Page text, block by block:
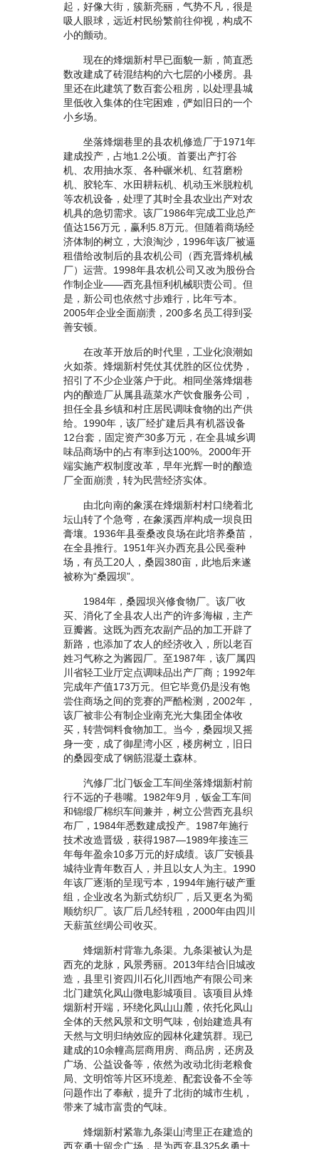
起，好像大街，簇新亮丽，气势不凡，很是
吸人眼球，远近村民纷繁前往仰视，构成不
小的颤动。
现在的烽烟新村早已面貌一新，简直悉
数改建成了砖混结构的六七层的小楼房。县
里还在此建筑了数百套公租房，以处理县城
里低收入集体的住宅困难，俨如旧日的一个
小乡场。
坐落烽烟巷里的县农机修造厂于1971年
建成投产，占地1.2公顷。首要出产打谷
机、农用抽水泵、各种碾米机、红苕磨粉
机、胶轮车、水田耕耘机、机动玉米脱粒机
等农机设备，处理了其时全县农业出产对农
机具的急切需求。该厂1986年完成工业总产
值达156万元，赢利5.8万元。但随着商场经
济体制的树立，大浪淘沙，1996年该厂被逼
租借给改制后的县农机公司（西充晋烽机械
厂）运营。1998年县农机公司又改为股份合
作制企业——西充县恒利机械职责公司。但
是，新公司也依然寸步难行，比年亏本。
2005年企业全面崩溃，200多名员工得到妥
善安顿。
在改革开放后的时代里，工业化浪潮如
火如荼。烽烟新村凭仗其优胜的区位优势，
招引了不少企业落户于此。相同坐落烽烟巷
内的酿造厂从属县蔬菜水产饮食服务公司，
担任全县乡镇和村庄居民调味食物的出产供
给。1990年，该厂经扩建后具有机器设备
12台套，固定资产30多万元，在全县城乡调
味品商场中的占有率到达100%。2000年开
端实施产权制度改革，早年光辉一时的酿造
厂全面崩溃，转为民营经济实体。
由北向南的象溪在烽烟新村村口绕着北
坛山转了个急弯，在象溪西岸构成一坝良田
膏壤。1936年县蚕桑改良场在此培养桑苗，
在全县推行。1951年兴办西充县公民蚕种
场，有员工20人，桑园380亩，此地后来遂
被称为“桑园坝”。
1984年，桑园坝兴修食物厂。该厂收
买、消化了全县农人出产的许多海椒，主产
豆瓣酱。这既为西充农副产品的加工开辟了
新路，也添加了农人的经济收入，所以老百
姓习气称之为酱园厂。至1987年，该厂属四
川省轻工业厅定点调味品出产厂商；1992年
完成年产值173万元。但它毕竟仍是没有饱
尝住商场之间的竞赛的严酷检测，2002年，
该厂被非公有制企业南充光大集团全体收
买，转营饲料食物加工。当今，桑园坝又摇
身一变，成了御星湾小区，楼房树立，旧日
的桑园变成了钢筋混凝土森林。
汽修厂北门钣金工车间坐落烽烟新村前
行不远的子巷嘴。1982年9月，钣金工车间
和锦缎厂棉织车间兼并，树立公营西充县织
布厂，1984年悉数建成投产。1987年施行
技术改造晋级，获得1987—1989年接连三
年每年盈余10多万元的好成绩。该厂安顿县
城待业青年数百人，并且以女人为主。1990
年该厂逐渐的呈现亏本，1994年施行破产重
组，企业改名为新式纺织厂，后又更名为蜀
顺纺织厂。该厂后几经转租，2000年由四川
天薪茧丝绸公司收买。
烽烟新村背靠九条渠。九条渠被认为是
西充的龙脉，风景秀丽。2013年结合旧城改
造，县里引资四川石化川西地产有限公司来
北门建筑化凤山微电影城项目。该项目从烽
烟新村开端，环绕化凤山山麓，依托化凤山
全体的天然风景和文明气味，创始建造具有
天然与文明归纳效应的园林化建筑群。现已
建成的10余幢高层商用房、商品房，还房及
广场、公益设备等，依然为改动北街老粮食
局、文明馆等片区环境差、配套设备不全等
问题作出了奉献，提升了北街的城市生机，
带来了城市富贵的气味。
烽烟新村紧靠九条渠山湾里正在建造的
西充勇士留念广场，是为西充县325名勇士